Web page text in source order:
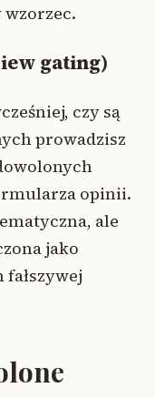
gating)
czy są
prowadzisz
opinii.
ale
jako